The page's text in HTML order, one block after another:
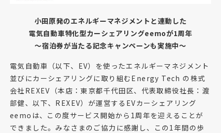
小田原発のエネルギーマネジメントと連動した
電気自動車特化型カーシェアリングeemoが1周年
～宿泊券が当たる記念キャンペーンも実施中～
電気自動車（以下、EV）を使ったエネルギーマネジメント
並びにカーシェアリングに取り組むEnergy Tech の株式
会社REXEV（本店：東京都千代田区、代表取締役社長：渡
部健、以下、REXEV）が運営するEVカーシェアリング
eemoは、この度サービス開始から1周年を迎えることが
できました。みなさまのご協力に感謝し、この1年間の歩